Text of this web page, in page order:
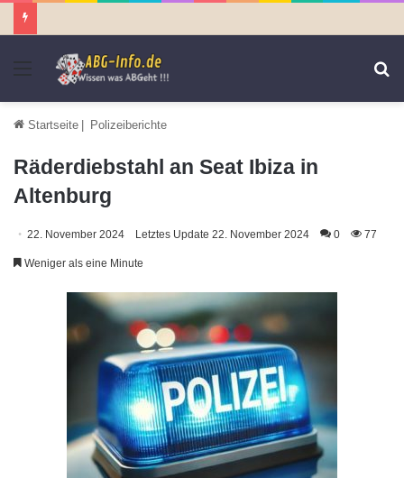
Menü
Startseite | Polizeiberichte
Räderdiebstahl an Seat Ibiza in
Altenburg
22. November 2024 Letztes Update 22. November 2024 0 77
Weniger als eine Minute